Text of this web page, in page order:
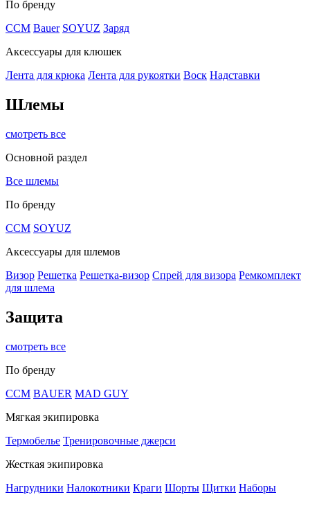
По бренду
CCM Bauer SOYUZ Заряд
Аксессуары для клюшек
Лента для крюка Лента для рукоятки Воск Надставки
Шлемы
смотреть все
Основной раздел
Все шлемы
По бренду
CCM SOYUZ
Аксессуары для шлемов
Визор Решетка Решетка-визор Спрей для визора Ремкомплект
для шлема
Защита
смотреть все
По бренду
CCM BAUER MAD GUY
Мягкая экипировка
Термобелье Тренировочные джерси
Жесткая экипировка
Нагрудники Налокотники Краги Шорты Щитки Наборы